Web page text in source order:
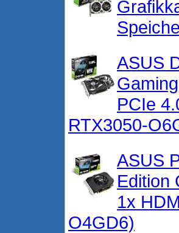
ASUS
PCIe
RTX3050-
ASUS
Edition
1x
O4GD6)